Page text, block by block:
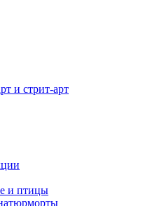
и стрит-арт
и птицы